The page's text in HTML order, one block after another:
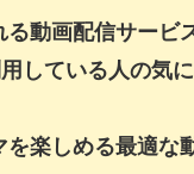
動画配信サービ
している人の気
楽しめる最適な